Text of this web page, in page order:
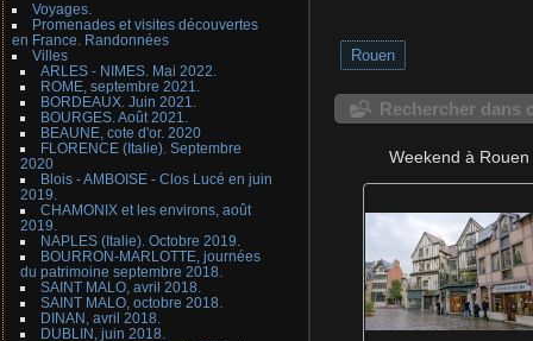
Voyages.
Promenades et visites découvertes
en France. Randonnées
Villes
ARLES - NIMES. Mai 2022.
ROME, septembre 2021.
BORDEAUX. Juin 2021.
BOURGES. Août 2021.
BEAUNE, cote d'or. 2020
FLORENCE (Italie). Septembre
2020
Blois - AMBOISE - Clos Lucé en juin
2019.
CHAMONIX et les environs, août
2019.
NAPLES (Italie). Octobre 2019.
BOURRON-MARLOTTE, journées
du patrimoine septembre 2018.
SAINT MALO, avril 2018.
SAINT MALO, octobre 2018.
DINAN, avril 2018.
DUBLIN, juin 2018.
Rouen
Rechercher dans
Weekend à